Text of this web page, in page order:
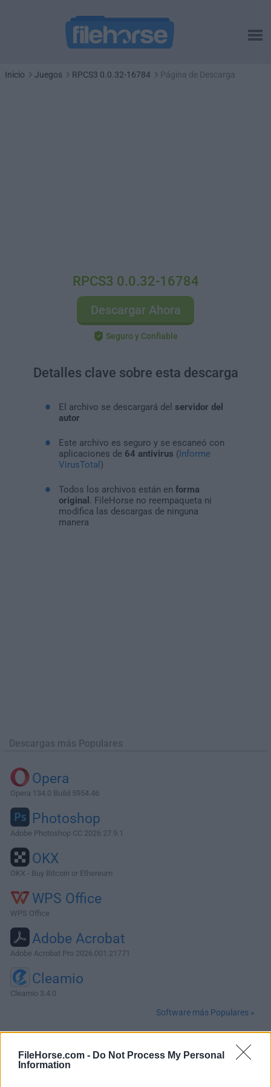
FileHorse.com - Do Not Process My Personal
Information
Inicio Juegos RPCS3 0.0.32-16784 Página de Descarga
RPCS3 0.0.32-16784
Descargar Ahora
Seguro y Confiable
Detalles clave sobre esta descarga
El archivo se descargará del servidor del
autor
Este archivo es seguro y se escaneó con
aplicaciones de 64 antivirus (Informe
VirusTotal )
Todos los archivos están en forma
original
. FileHorse no reempaqueta ni
modifica las descargas de ninguna
manera
Descargas más Populares
Opera
Opera 134.0 Build 5954.46
Photoshop
Adobe Photoshop CC 2026 27.9.1
OKX
OKX - Buy Bitcoin or Ethereum
WPS Office
WPS Office
Adobe Acrobat
Adobe Acrobat Pro 2026.001.21771
Cleamio
Cleamio 3.4.0
Software más Populares »
Acerca de RPCS3 for Mac